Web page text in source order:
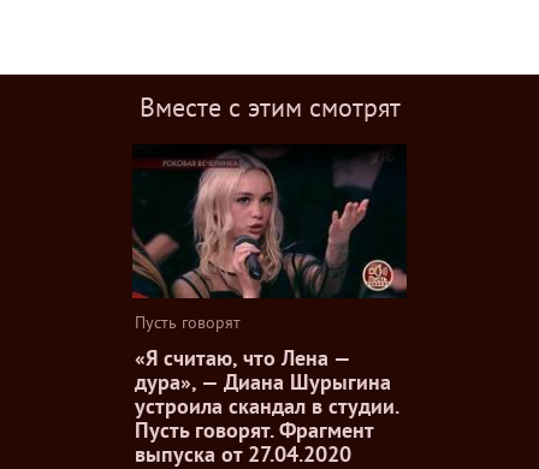
Вместе с этим смотрят
Пусть говорят
«Я считаю, что Лена —
дура», — Диана Шурыгина
устроила скандал в студии.
Пусть говорят. Фрагмент
выпуска от 27.04.2020